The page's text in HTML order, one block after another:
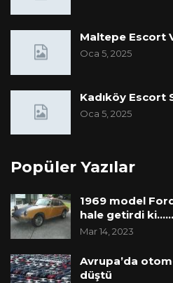
Maltepe Escort
Oca 5, 2025
Kadıköy Escort
Oca 5, 2025
Popüler Yazılar
1969 model
hale getirdi ki……
Mar 14, 2023
Avrupa’da
düştü